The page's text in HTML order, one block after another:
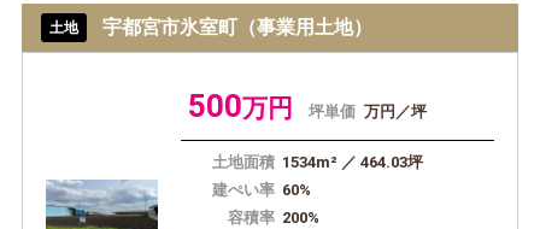
土地 宇都宮市氷室町（事業用土地）
500万円 坪単価 万円／坪
土地面積 1534m² ／ 464.03坪
建ぺい率 60%
容積率 200%